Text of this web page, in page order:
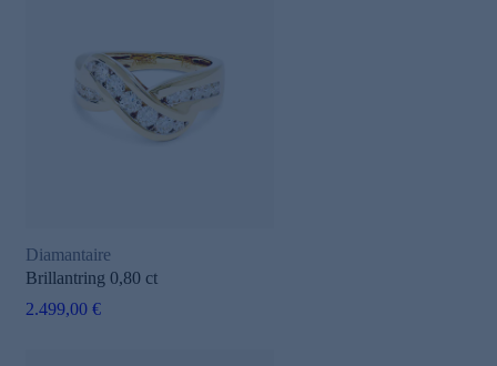
Diamantaire
Brillantring 0,80 ct
2.499,00 €